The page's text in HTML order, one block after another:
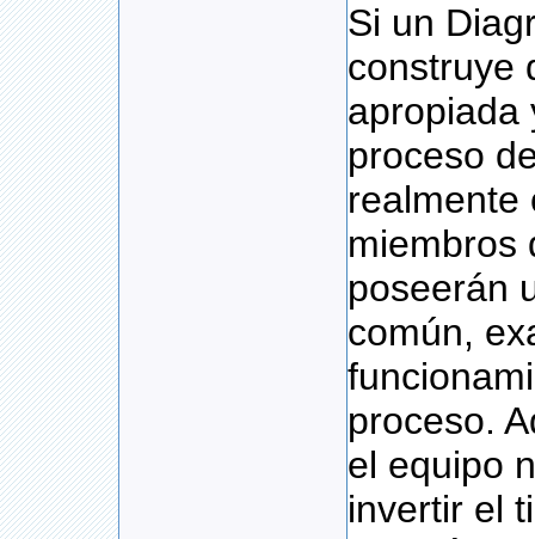
Si un
construye
apropiada
proceso
realmente
miembros
poseerán
común,
proceso.
el equipo
invertir el